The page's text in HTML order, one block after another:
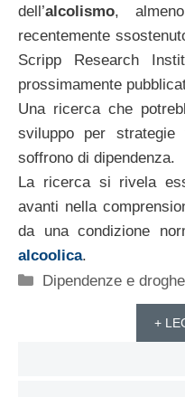
dell’alcolismo,
recentemente
Scripp Research
prossimamente
Una ricerca che
sviluppo per strategie
soffrono di dipendenza.
La ricerca si rivela
avanti nella
da una condizione
alcoolica.
Categorie
Dipendenze e droghe
+